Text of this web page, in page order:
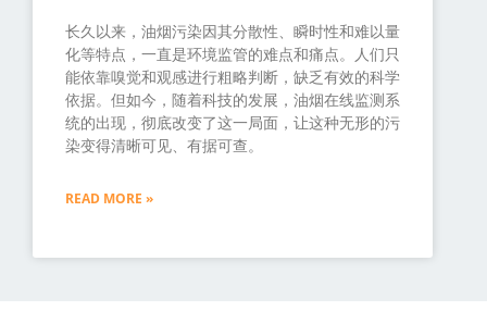
长久以来，油烟污染因其分散性、瞬时性和难以量
化等特点，一直是环境监管的难点和痛点。人们只
能依靠嗅觉和观感进行粗略判断，缺乏有效的科学
依据。但如今，随着科技的发展，油烟在线监测系
统的出现，彻底改变了这一局面，让这种无形的污
染变得清晰可见、有据可查。
READ MORE »